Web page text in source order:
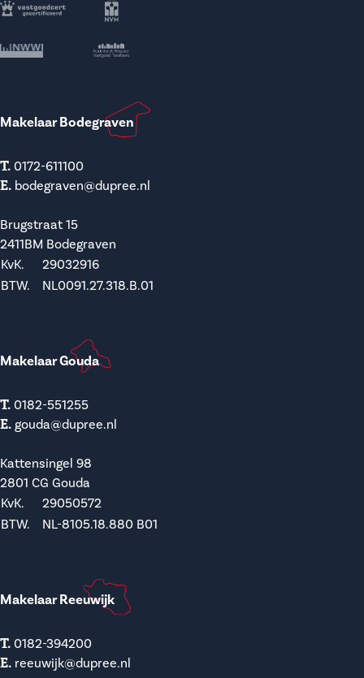
Makelaar Bodegraven
T. 0172-611100
E. bodegraven@dupree.nl
Brugstraat 15
2411BM Bodegraven
KvK.
29032916
BTW.
NL0091.27.318.B.01
Makelaar Gouda
T. 0182-551255
E. gouda@dupree.nl
Kattensingel 98
2801 CG Gouda
KvK.
29050572
BTW.
NL-8105.18.880 B01
Makelaar Reeuwijk
T. 0182-394200
E. reeuwijk@dupree.nl